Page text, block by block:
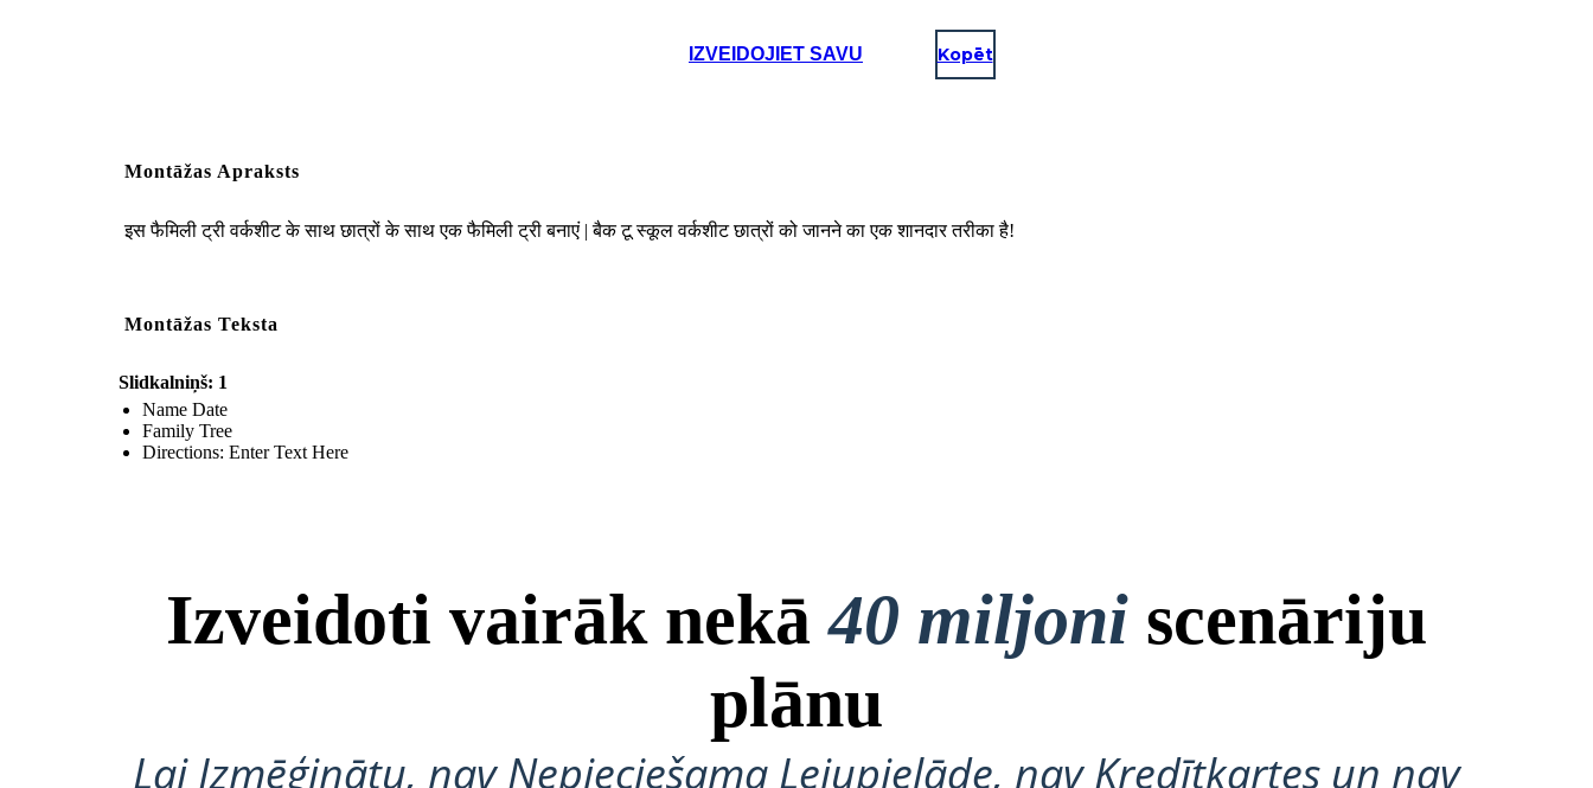
IZVEIDOJIET SAVU Kopēt
Montāžas Apraksts
इस फैमिली ट्री वर्कशीट के साथ छात्रों के साथ एक फैमिली ट्री बनाएं | बैक टू स्कूल वर्कशीट छात्रों को जानने का एक शानदार तरीका है!
Montāžas Teksta
Slidkalniņš: 1
Name Date
Family Tree
Directions: Enter Text Here
Izveidoti vairāk nekā40 miljoni scenāriju
plānu
Lai Izmēģinātu, nav Nepieciešama Lejupielāde, nav Kredītkartes un nav